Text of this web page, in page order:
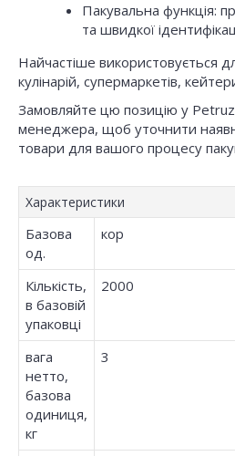
Пакувальна функція:
та швидкої
Найчастіше використовується
кулінарій, супермаркетів,
Замовляйте цю позицію у
менеджера, щоб уточнити
товари для вашого процесу
Характеристики
Базова
од.
кор
Кількість,
в базовій
упаковці
2000
вага
нетто,
базова
одиниця,
кг
3